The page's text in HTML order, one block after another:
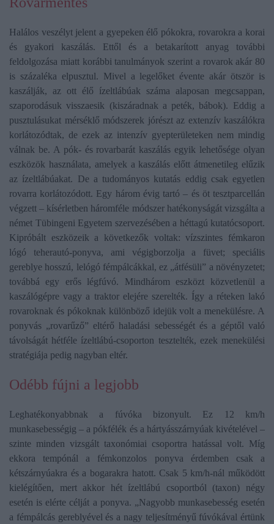
Halálos veszélyt jelent a gyepeken élő pókokra, rovarokra a korai
és gyakori kaszálás. Ettől és a betakarított anyag további
feldolgozása miatt korábbi tanulmányok szerint a rovarok akár 80
is százaléka elpusztul. Mivel a legelőket évente akár ötször is
kaszálják, az ott élő ízeltlábúak száma alaposan megcsappan,
szaporodásuk visszaesik (kiszáradnak a peték, bábok). Eddig a
pusztulásukat mérséklő módszerek jórészt az extenzív kaszálókra
korlátozódtak, de ezek az intenzív gyepterületeken nem mindig
válnak be. A pók- és rovarbarát kaszálás egyik lehetősége olyan
eszközök használata, amelyek a kaszálás előtt átmenetileg elűzik
az ízeltlábúakat. De a tudományos kutatás eddig csak egyetlen
rovarra korlátozódott. Egy három évig tartó – és öt tesztparcellán
végzett – kísérletben háromféle módszer hatékonyságát vizsgálta a
német Tübingeni Egyetem szervezésében a héttagú kutatócsoport.
Kipróbált eszközeik a következők voltak: vízszintes fémkaron
lógó teherautó-ponyva, ami végigborzolja a füvet; speciális
gereblye hosszú, lelógó fémpálcákkal, ez „átfésüli” a növényzetet;
továbbá egy erős légfúvó. Mindhárom eszközt közvetlenül a
kaszálógépre vagy a traktor elejére szerelték. Így a réteken lakó
rovaroknak és pókoknak különböző idejük volt a menekülésre. A
ponyvás „rovarűző” eltérő haladási sebességét és a géptől való
távolságát hétféle ízeltlábú-csoporton tesztelték, ezek menekülési
stratégiája pedig nagyban eltér.
Odébb fújni a legjobb
Leghatékonyabbnak a fúvóka bizonyult. Ez 12 km/h
munkasebességig – a pókfélék és a hártyásszárnyúak kivételével –
szinte minden vizsgált taxonómiai csoportra hatással volt. Míg
ekkora tempónál a fémkonzolos ponyva érdemben csak a
kétszárnyúakra és a bogarakra hatott. Csak 5 km/h-nál működött
kielégítően, mert akkor hét ízeltlábú csoportból (taxon) négy
esetén is elérte célját a ponyva. „Nagyobb munkasebesség esetén
a fémpálcás gereblyével és a nagy teljesítményű fúvókával értünk